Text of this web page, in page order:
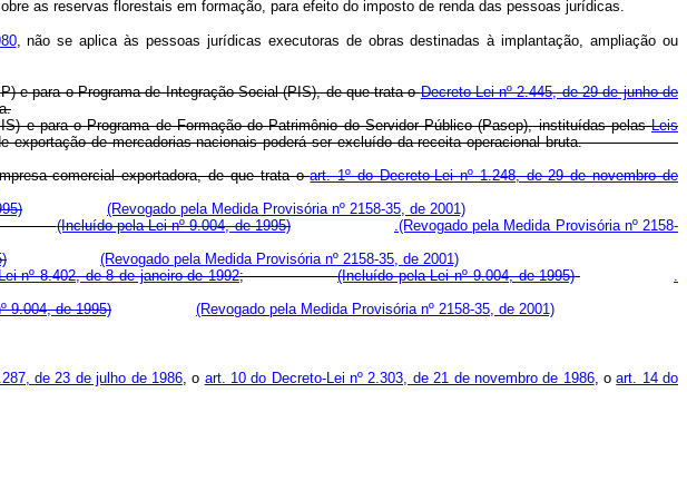
as reservas florestais em formação, para efeito do imposto de renda das pessoas jurídicas.
, não se aplica às pessoas jurídicas executoras de obras destinadas à implantação, ampliação ou
e para o Programa de Integração Social (PIS), de que trata oDecreto-Lei nº 2.445, de 29 de junho de
e para o Programa de Formação do Patrimônio do Servidor Público (Pasep), instituídas pelasLeis
de exportação de mercadorias nacionais poderá ser excluído da receita operacional bruta.
comercial exportadora, de que trata oart. 1º do Decreto-Lei nº 1.248, de 29 de novembro de
(Revogado pela Medida Provisória nº 2158-35, de 2001)
(Incluído pela Lei nº 9.004, de 1995)
.(Revogado pela Medida Provisória nº 2158-
(Revogado pela Medida Provisória nº 2158-35, de 2001)
nº 8.402, de 8 de janeiro de 1992;(Incluído pela Lei nº 9.004, de 1995)
.
9.004, de 1995) (Revogado pela Medida Provisória nº 2158-35, de 2001)
de 23 de julho de 1986, o art. 10 do Decreto-Lei nº 2.303, de 21 de novembro de 1986, oart. 14 do